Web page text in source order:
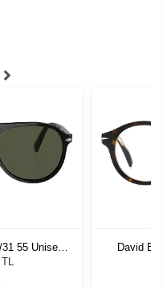
55 Unisex
David